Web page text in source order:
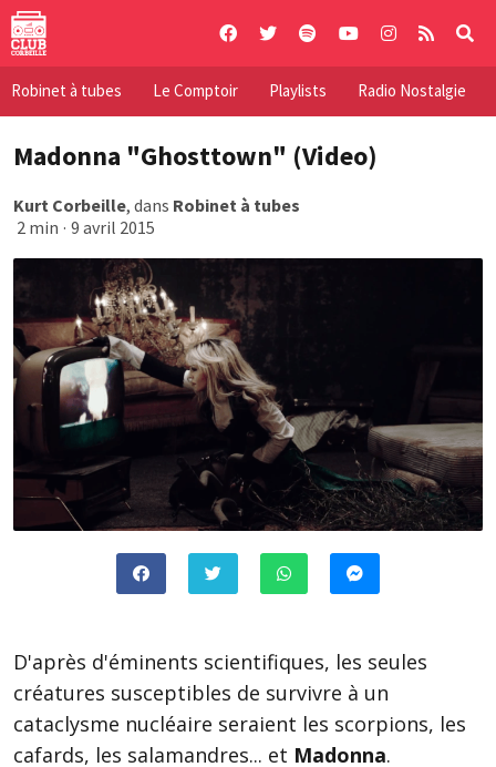
Skip
content
Robinet à tubes Le Comptoir Playlists Radio Nostalgie
Madonna "Ghosttown" (Video)
Kurt Corbeille, dans Robinet à tubes
2 min · 9 avril 2015
D'après d'éminents scientifiques, les seules
créatures susceptibles de survivre à un
cataclysme nucléaire seraient les scorpions, les
cafards, les salamandres... et Madonna.